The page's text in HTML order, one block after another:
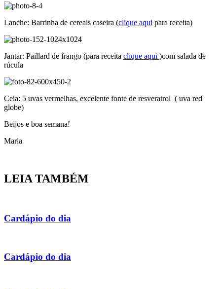
Lanche: Barrinha de cereais caseira (clique aqui para receita)
Jantar: Paillard de frango (para receita clique aqui )com salada de
rúcula
Ceia: 5 uvas vermelhas, excelente fonte de resveratrol ( uva red
globe)
Beijos e boa semana!
Maria
LEIA TAMBÉM
Cardápio do dia
Cardápio do dia